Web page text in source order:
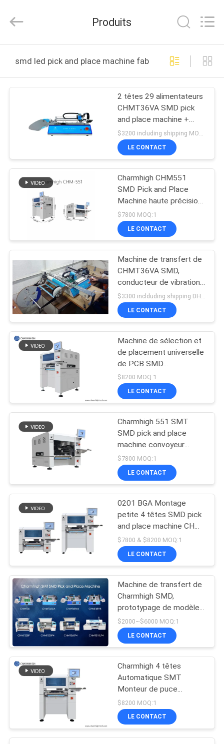
PRODUITS
VIDÉOS
PROPOS
NOUS
DE
L'USINE
CONTRÔLE
QUALITÉ
CONTACTEZ-
NOUVELLES
SHOPPING
CARTE
SITE
POLITIQUE
DE
CONFIDENTIALITÉ
CHARMHIGH
TECHNOLOGY
Rights
Produits
smd led pick and place machine fabrication en ligne
2 têtes 29 alimentateurs
CHMT36VA SMD pick
and place machine +
deux caméras CCD + PC
externe
$3200 including shipping MOQ:1
LE CONTACT
Charmhigh CHM551
SMD Pick and Place
Machine haute précision
pour le 0201 / QFN / BGA
$7800 MOQ:1
LE CONTACT
Machine de transfert de
CHMT36VA SMD,
conducteur de vibration
d'équipement de
placement de Smt de
dessus de Tableau
LE CONTACT
Machine de sélection et
de placement universelle
de PCB SMD
entièrement automatique
avec base CHM-551
$8200 MOQ:1
LE CONTACT
Charmhigh 551 SMT
SMD pick and place
machine convoyeur
automatique CPK≥1.0
$7800 MOQ:1
LE CONTACT
0201 BGA Montage
petite 4 têtes SMD pick
and place machine CHM-
551 CPK≥1.0
$7800 & $8200 MOQ:1
LE CONTACT
Machine de transfert de
Charmhigh SMD,
prototypage de modèles
de la machine 8 de
placement de SMT
$2000~$6000 MOQ:1
LE CONTACT
Charmhigh 4 têtes
Automatique SMT
Monteur de puce
Assemblage de PCB
SMD Machine de
sélection et de
$8200 MOQ:1
LE CONTACT